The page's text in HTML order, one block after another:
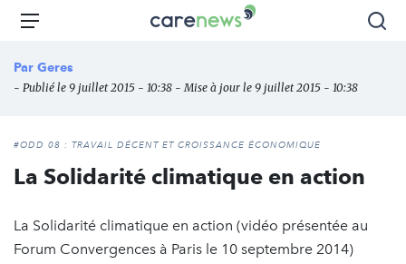
Aller
principal
Carenews,
des
l'engagement
Menu
Par Geres
- Publié le 9 juillet 2015 - 10:38 - Mise à jour le 9 juillet 2015 - 10:38
#ODD 08 : TRAVAIL DÉCENT ET CROISSANCE ÉCONOMIQUE
La Solidarité climatique en action
La Solidarité climatique en action (vidéo présentée au
Forum Convergences à Paris le 10 septembre 2014)